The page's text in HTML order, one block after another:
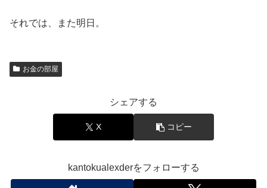
それでは、また明日。
お金の部屋
シェアする
X コピー
kantokualexderをフォローする